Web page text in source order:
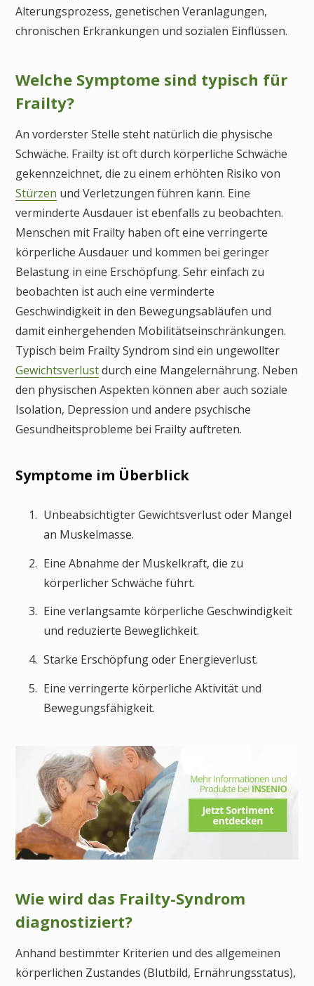
Alterungsprozess, genetischen Veranlagungen,
chronischen Erkrankungen und sozialen Einflüssen.
Welche Symptome sind typisch für
Frailty?
An vorderster Stelle steht natürlich die physische
Schwäche. Frailty ist oft durch körperliche Schwäche
gekennzeichnet, die zu einem erhöhten Risiko von
Stürzen und Verletzungen führen kann. Eine
verminderte Ausdauer ist ebenfalls zu beobachten.
Menschen mit Frailty haben oft eine verringerte
körperliche Ausdauer und kommen bei geringer
Belastung in eine Erschöpfung. Sehr einfach zu
beobachten ist auch eine verminderte
Geschwindigkeit in den Bewegungsabläufen und
damit einhergehenden Mobilitätseinschränkungen.
Typisch beim Frailty Syndrom sind ein ungewollter
Gewichtsverlustdurch eine Mangelernährung. Neben
den physischen Aspekten können aber auch soziale
Isolation, Depression und andere psychische
Gesundheitsprobleme bei Frailty auftreten.
Symptome im Überblick
Unbeabsichtigter Gewichtsverlust oder Mangel
an Muskelmasse.
Eine Abnahme der Muskelkraft, die zu
körperlicher Schwäche führt.
Eine verlangsamte körperliche Geschwindigkeit
und reduzierte Beweglichkeit.
Starke Erschöpfung oder Energieverlust.
Eine verringerte körperliche Aktivität und
Bewegungsfähigkeit.
Wie wird das Frailty-Syndrom
diagnostiziert?
An­hand bestimmter Kriteri­en und des allgemeinen
kör­per­lichen Zu­stan­des (Blutbild, Ernährungs­status),